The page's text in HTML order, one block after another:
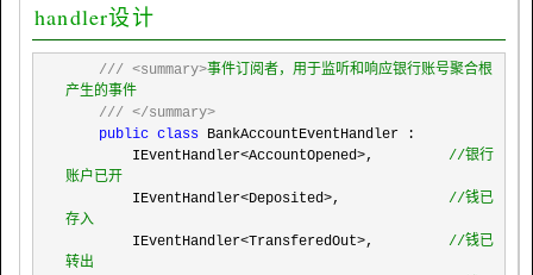
handler设计
/// <summary>事件订阅者，用于监听和响应银行账号聚合根
产生的事件
/// </summary>
public class BankAccountEventHandler :
        IEventHandler
<AccountOpened>, //银行
账户已开
        IEventHandler<Deposited>,
//钱已
存入
        IEventHandler<TransferedOut>,
//钱已
转出